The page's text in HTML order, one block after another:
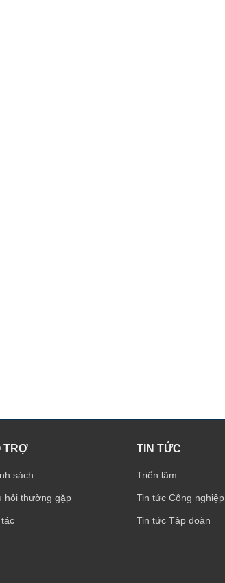
TRỢ
sách
hỏi thường gặp
TIN TỨC
Triển lãm
Tin tức Công nghiệp
Tin tức Tập đoàn